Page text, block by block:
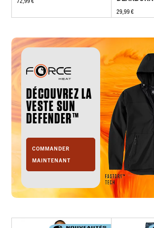
DÉCOUVREZ LA
VESTE SUN
DEFENDER™
COMMANDER
MAINTENANT
29,99 €